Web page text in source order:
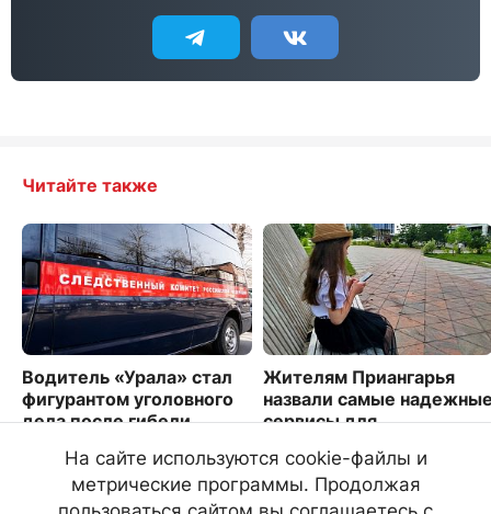
Читайте также
Водитель «Урала» стал
фигурантом уголовного
дела после гибели
Жителям Приангарья
назвали самые
сервисы для
1530
На сайте используются cookie-файлы и
метрические программы. Продолжая